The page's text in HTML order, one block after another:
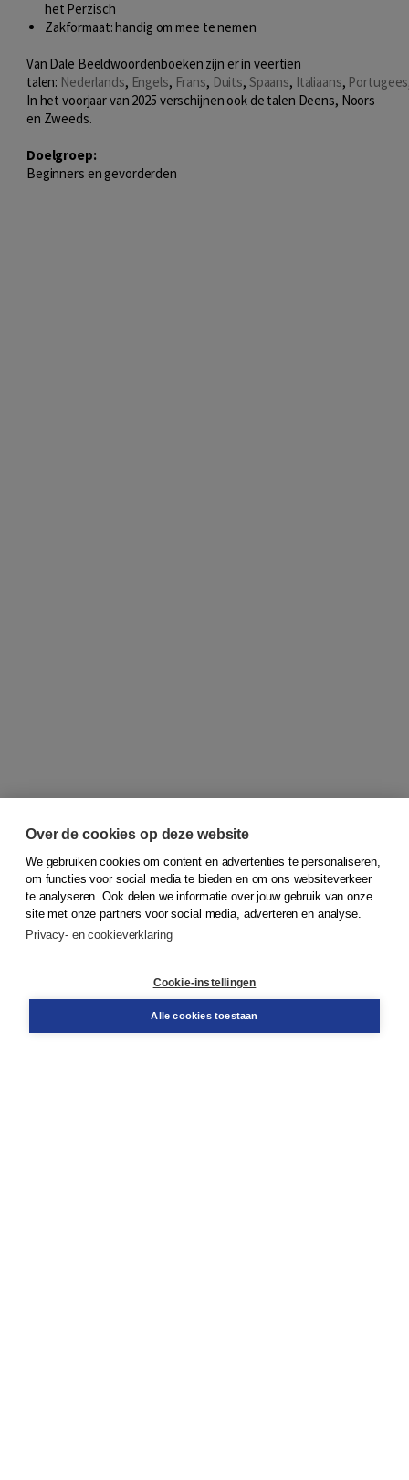
het Perzisch
Zakformaat: handig om mee te nemen
Van Dale Beeldwoordenboeken zijn er in veertien
talen: Nederlands, Engels, Frans, Duits, Spaans, Italiaans, Portugees
In het voorjaar van 2025 verschijnen ook de talen Deens, Noors
en Zweeds.
Doelgroep:
Beginners en gevorderden
© 2026Koninklijke Boom uitgevers
Klantenservice
Service & informatie
Contact
Over de cookies op deze website
We gebruiken cookies om content en advertenties te personaliseren,
om functies voor social media te bieden en om ons websiteverkeer
te analyseren. Ook delen we informatie over jouw gebruik van onze
site met onze partners voor social media, adverteren en analyse.
Privacy- en cookieverklaring
Cookie-instellingen
Alle cookies toestaan